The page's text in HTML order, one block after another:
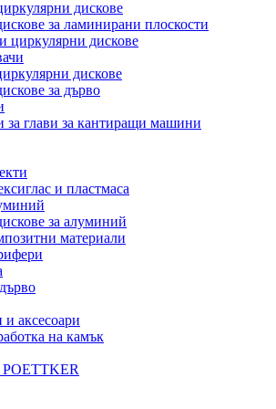
дискове
за ламинирани плоскости
циркулярни дискове
дискове
за дърво
за глави за кантиращи машини
и пластмаса
за алуминий
материали
аксесоари
на камък